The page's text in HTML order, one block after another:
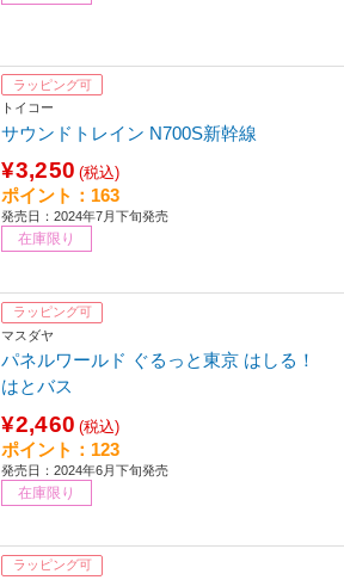
ラッピング可
トイコー
サウンドトレイン N700S新幹線
¥3,250 (税込)
ポイント：163
発売日：2024年7月下旬発売
在庫限り
ラッピング可
マスダヤ
パネルワールド ぐるっと東京 はしる！
はとバス
¥2,460 (税込)
ポイント：123
発売日：2024年6月下旬発売
在庫限り
ラッピング可